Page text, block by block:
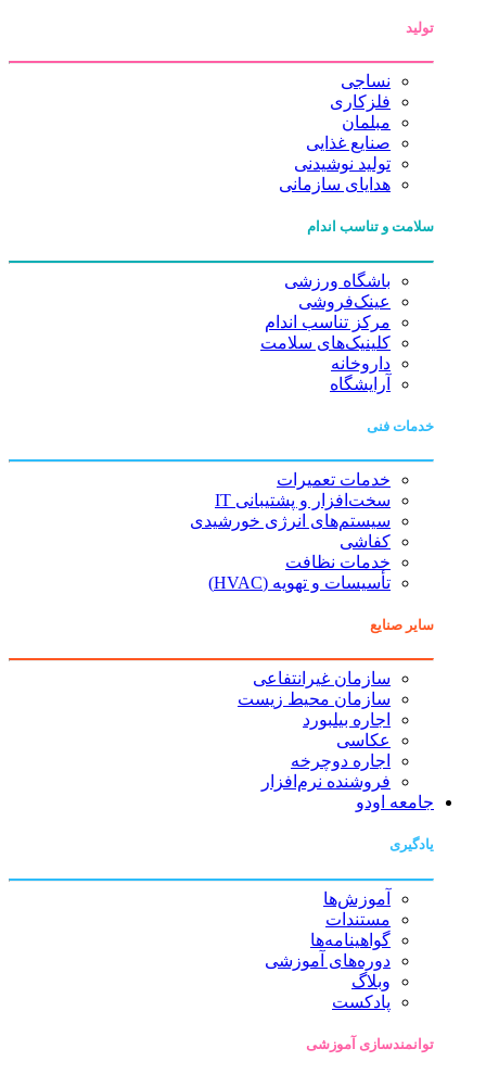
تولید
نساجی
فلزکاری
مبلمان
صنایع غذایی
تولید نوشیدنی
هدایای سازمانی
سلامت و تناسب اندام
باشگاه ورزشی
عینک‌فروشی
مرکز تناسب اندام
کلینیک‌های سلامت
داروخانه
آرایشگاه
خدمات فنی
خدمات تعمیرات
سخت‌افزار و پشتیبانی IT
سیستم‌های انرژی خورشیدی
کفاشی
خدمات نظافت
تأسیسات و تهویه (HVAC)
سایر صنایع
سازمان غیرانتفاعی
سازمان محیط زیست
اجاره بیلبورد
عکاسی
اجاره دوچرخه
فروشنده نرم‌افزار
جامعه اودو
یادگیری
آموزش‌ها
مستندات
گواهینامه‌ها
دوره‌های آموزشی
وبلاگ
پادکست
توانمندسازی آموزشی